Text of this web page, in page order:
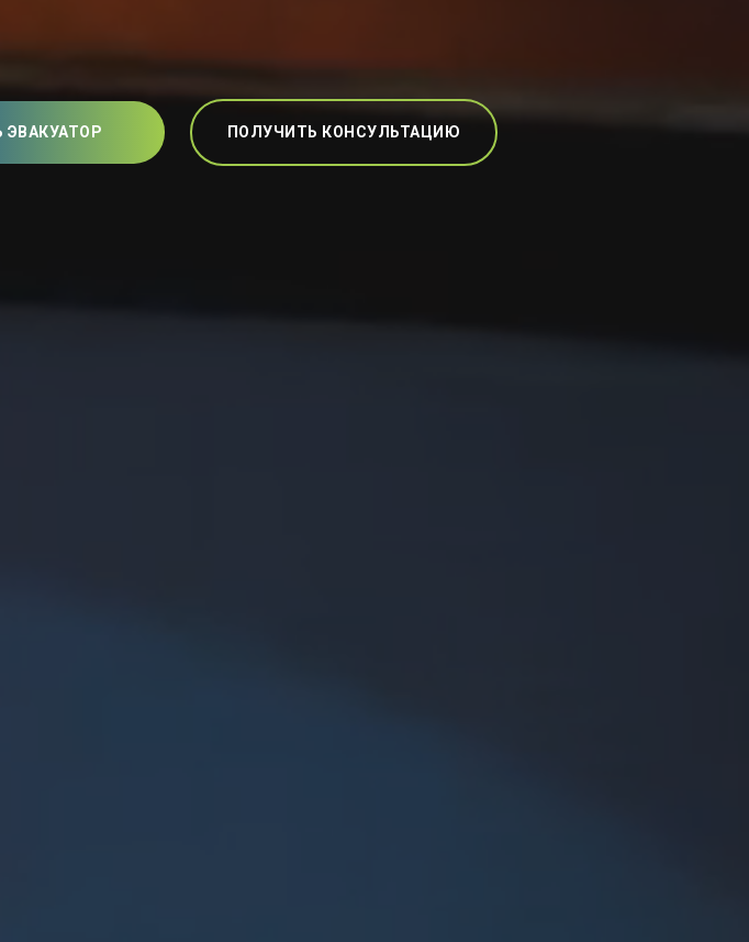
ЭВАКУАТОР ПОЛУЧИТЬ КОНСУЛЬТАЦИЮ